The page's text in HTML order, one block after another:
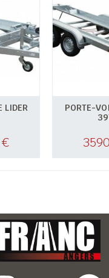
LIDER
€
PORTE-